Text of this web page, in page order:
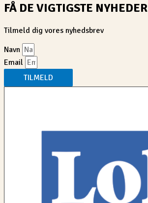
FÅ DE VIGTIGSTE
Tilmeld dig vores nyhedsbrev
Navn
Email
TILMELD